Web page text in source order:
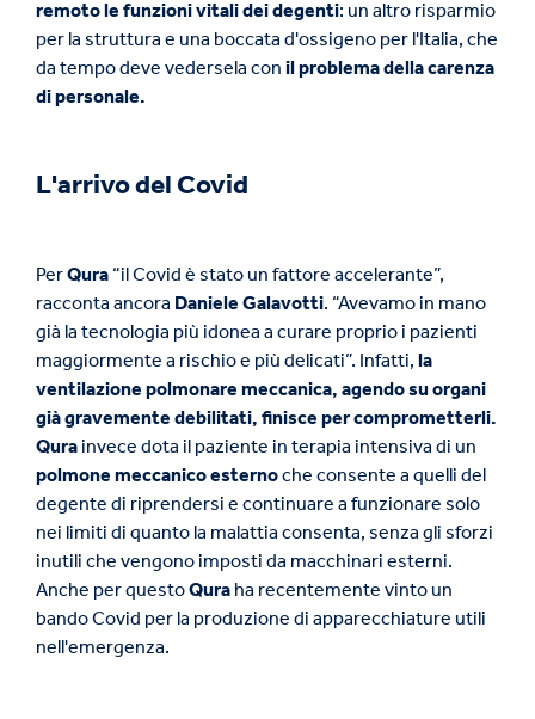
remoto le funzioni vitali dei degenti: un altro risparmio
per la struttura e una boccata d'ossigeno per l'Italia, che
da tempo deve vedersela con il problema della carenza
di personale.
L'arrivo del Covid
PerQura “il Covid è stato un fattore accelerante”,
racconta ancora Daniele Galavotti. “Avevamo in mano
già la tecnologia più idonea a curare proprio i pazienti
maggiormente a rischio e più delicati”. Infatti, la
ventilazione polmonare meccanica, agendo su organi
già gravemente debilitati, finisce per comprometterli.
Qura invece dota il paziente in terapia intensiva di un
polmone meccanico esternoche consente a quelli del
degente di riprendersi e continuare a funzionare solo
nei limiti di quanto la malattia consenta, senza gli sforzi
inutili che vengono imposti da macchinari esterni.
Anche per questoQura ha recentemente vinto un
bando Covid per la produzione di apparecchiature utili
nell'emergenza.